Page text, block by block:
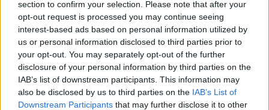
section to confirm your selection. Please note that after your
opt-out request is processed you may continue seeing
interest-based ads based on personal information utilized by
us or personal information disclosed to third parties prior to
your opt-out. You may separately opt-out of the further
disclosure of your personal information by third parties on the
IAB’s list of downstream participants. This information may
also be disclosed by us to third parties on the IAB’s List of
Downstream Participants that may further disclose it to other
για τα γυρίσματα της εκπομπής. Οι παίκτες
περιφέρονται γυμνοί, καλούμενοι να
επιβιώσουν στη φύση και να ερωτευθούν!
Αυτή τη φορά οι παραγωγοί του σόου το
οποίο θα ξεκινήσει να προβάλλεται από τις 3
Νοεμβρίου επέλεξαν όλη η πλοκή του σόου